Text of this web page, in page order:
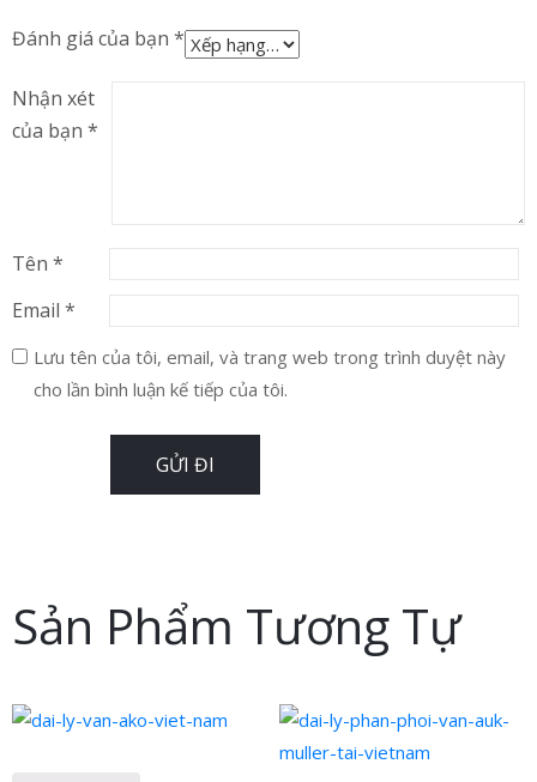
Đánh giá của bạn *
Nhận xét
của bạn *
Tên *
Email *
Lưu tên của tôi, email, và trang web trong trình duyệt này
cho lần bình luận kế tiếp của tôi.
Sản Phẩm Tương Tự